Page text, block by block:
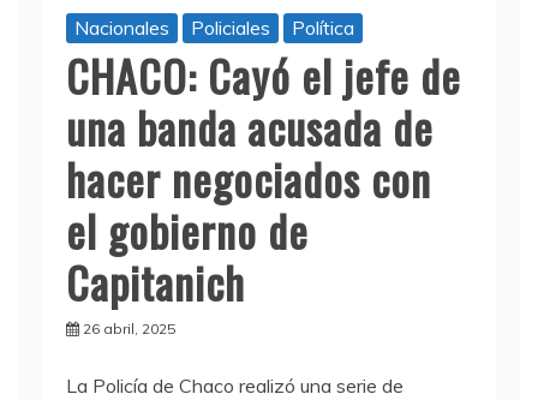
Nacionales Policiales Política
CHACO: Cayó el jefe de
una banda acusada de
hacer negociados con
el gobierno de
Capitanich
26 abril, 2025
La Policía de Chaco realizó una serie de